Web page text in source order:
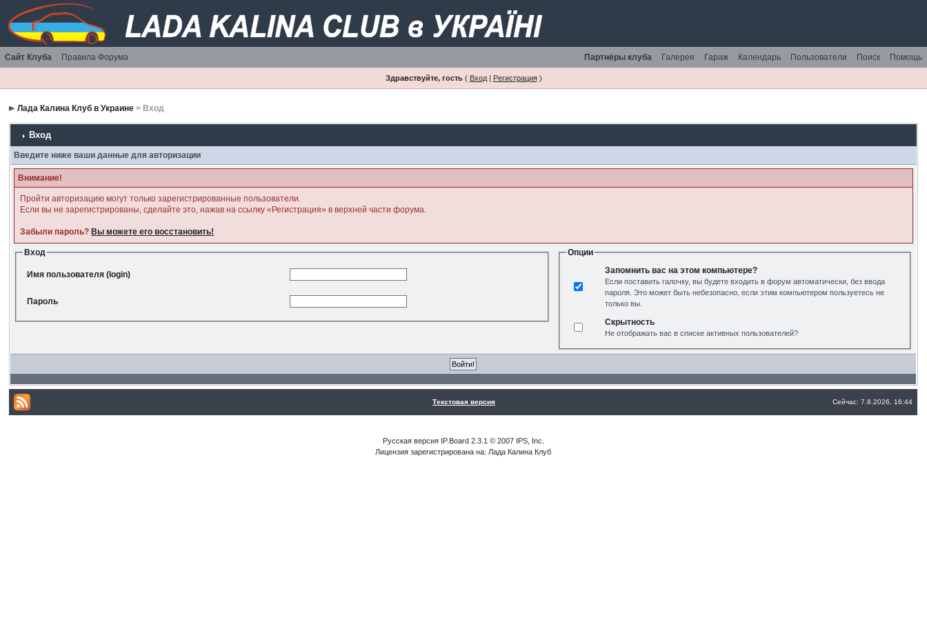
Сайт Клуба Правила Форума Помощь
Поиск
Пользователи
Календарь
Гараж
Галерея
Партнёры клуба
Здравствуйте, гость( Вход| Регистрация)
Лада Калина Клуб в Украине > Вход
Вход
Введите ниже ваши данные для авторизации
Внимание!
Пройти авторизацию могут только зарегистрированные пользователи.
Если вы не зарегистрированы, сделайте это, нажав на ссылку «Регистрация» в верхней части форума.
Забыли пароль? Вы можете его восстановить!
Вход
Имя пользователя (login)
Пароль
Опции
Запомнить вас на этом компьютере?
Если поставить галочку, вы будете входить в форум автоматически, без ввода
пароля. Это может быть небезопасно, если этим компьютером пользуетесь не
только вы.
Скрытность
Не отображать вас в списке активных пользователей?
Текстовая версия Сейчас: 7.8.2026, 16:44
Русская версия IP.Board 2.3.1 © 2007 IPS, Inc.
Лицензия зарегистрирована на: Лада Калина Клуб